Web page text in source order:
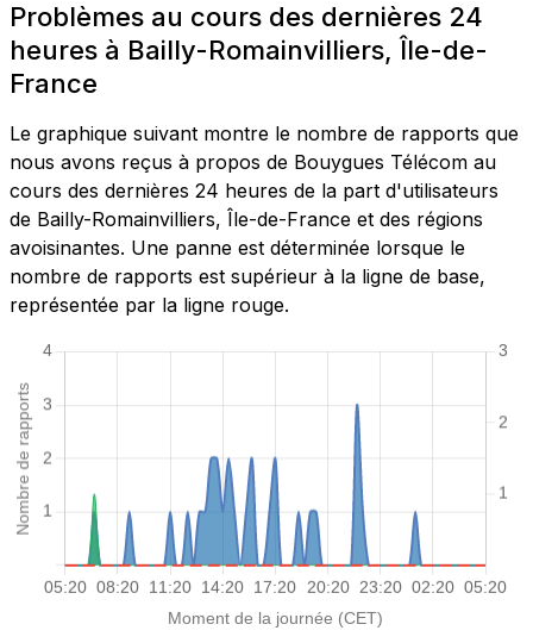
Problèmes au cours des dernières 24
heures à Bailly-Romainvilliers, Île-de-
France
Le graphique suivant montre le nombre de rapports que
nous avons reçus à propos de Bouygues Télécom au
cours des dernières 24 heures de la part d'utilisateurs
de Bailly-Romainvilliers, Île-de-France et des régions
avoisinantes. Une panne est déterminée lorsque le
nombre de rapports est supérieur à la ligne de base,
représentée par la ligne rouge.